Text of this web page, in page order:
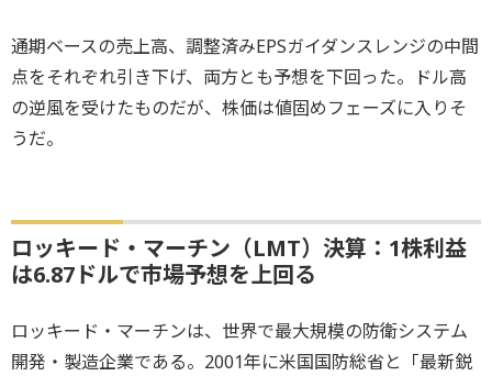
通期ベースの売上高、調整済みEPSガイダンスレンジの中間
点をそれぞれ引き下げ、両方とも予想を下回った。ドル高
の逆風を受けたものだが、株価は値固めフェーズに入りそ
うだ。
ロッキード・マーチン（LMT）決算：1株利益
は6.87ドルで市場予想を上回る
ロッキード・マーチンは、世界で最大規模の防衛システム
開発・製造企業である。2001年に米国国防総省と「最新鋭